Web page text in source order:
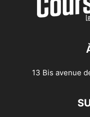
13 Bis avenue